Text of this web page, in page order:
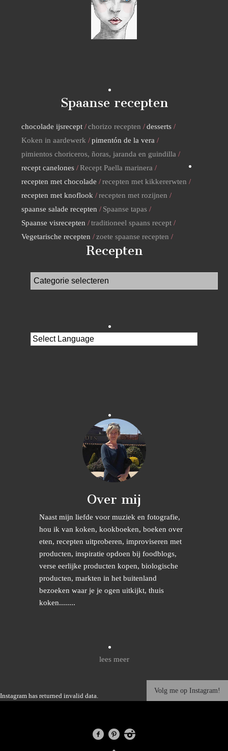
Spaanse recepten
chocolade ijsrecept chorizo recepten
desserts
Koken in aardewerk
pimentón de la vera
pimientos choriceros, ñoras, jaranda en guindilla
recept canelones
Recept Paella marinera
recepten met chocolade
recepten met kikkererwten
recepten met knoflook
recepten met rozijnen
spaanse salade recepten
Spaanse tapas
Spaanse visrecepten
traditioneel spaans recept
Vegetarische recepten
zoete spaanse recepten
Recepten
Over mij
Naast mijn liefde voor muziek en fotografie,
hou ik van koken, kookboeken, boeken over
eten, recepten uitproberen, improviseren met
producten, inspiratie opdoen bij foodblogs,
verse eerlijke producten kopen, biologische
producten, markten in het buitenland
bezoeken waar je je ogen uitkijkt, thuis
koken........
lees meer
Instagram has returned invalid data.
Volg me op Instagram!